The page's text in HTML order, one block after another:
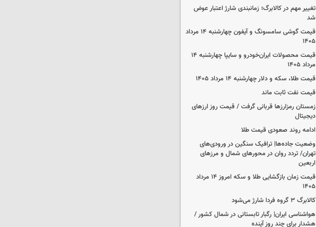
تغییر مهم در کالابرگ؛ زمانبندی‌ شارژ اعتبار عوض
شد
قیمت گوشی سامسونگ و آیفون چهارشنبه ۱۴ مرداد
۱۴۰۵
قیمت محصولات ایران‌خودرو و سایپا چهارشنبه ۱۴
مرداد ۱۴۰۵
قیمت طلا، سکه و دلار چهارشنبه ۱۴ مرداد ۱۴۰۵
قیمت نفت ثابت ماند
زمستان رمزارزها قربانی گرفت / قیمت روز ارزهای
دیجیتال
ادامه روند صعودی قیمت طلا
وضعیت جاده‌ها| ترافیک سنگین در ورودی‌های
تهران/ تردد روان در محورهای شمال و مرزهای
اربعین
قیمت زمان بازگشایی طلا و سکه امروز ۱۴ مرداد
۱۴۰۵
کالابرگ ۳ گروه فردا شارژ می‌شود
هواشناسی ایران| رگبار تابستانی در شمال کشور /
هشدار برای چند روز آینده